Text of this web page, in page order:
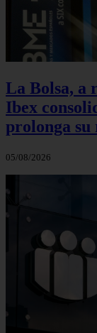
La Bolsa, a
Ibex
prolonga
05/08/2026